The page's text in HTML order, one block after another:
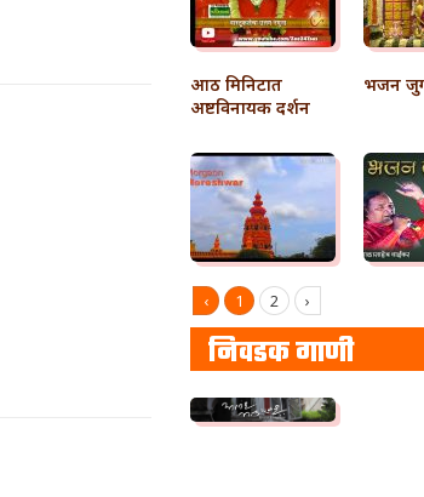
आठ मिनिटात
अष्टविनायक दर्शन
भजन
‹ 1 2 ›
निवडक गाणी